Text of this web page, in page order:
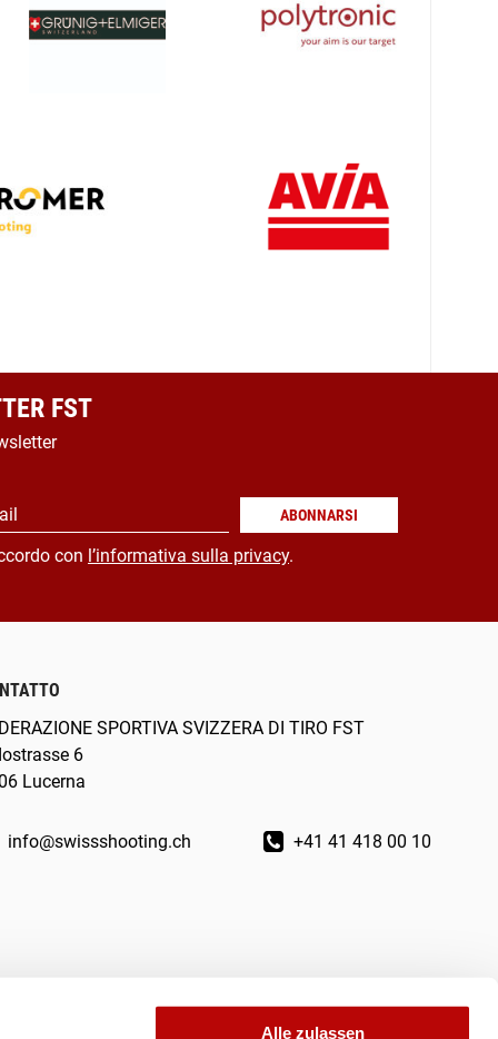
Alle zulassen
FST
ABONNARSI
con l’informativa sulla privacy.
SPORTIVA SVIZZERA DI TIRO FST
6
Lucerna
info@swissshooting.ch +41 41 418 00 10